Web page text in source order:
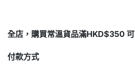
全店，購買常溫貨品滿HKD$350
付款方式